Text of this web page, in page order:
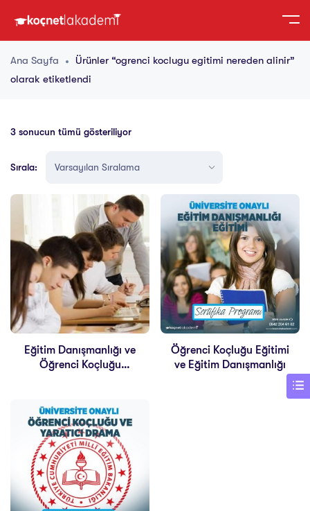
Ana Sayfa
Ürünler “ogrenci koclugu egitimi nereden alinir”
olarak etiketlendi
3 sonucun tümü gösteriliyor
Sırala:
Eğitim Danışmanlığı ve
Öğrenci Koçluğu
Öğrenci Koçluğu Eğitimi
ve Eğitim Danışmanlığı